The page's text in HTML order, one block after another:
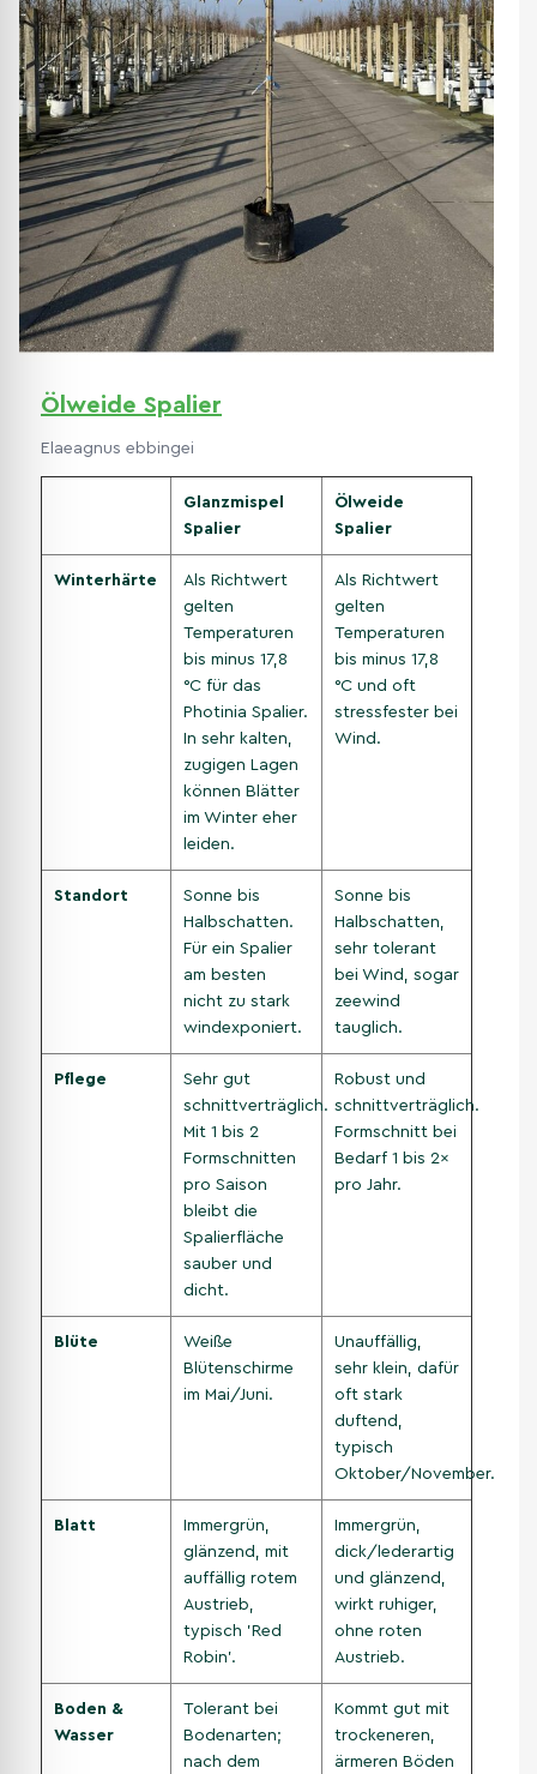
Ölweide Spalier
Elaeagnus ebbingei
Glanzmispel
Spalier
Ölweide
Spalier
Winterhärte
Als Richtwert
gelten
Temperaturen
bis minus 17,8
°C für das
Photinia Spalier.
In sehr kalten,
zugigen Lagen
können Blätter
im Winter eher
leiden.
Als Richtwert
gelten
Temperaturen
bis minus 17,8
°C und oft
stressfester bei
Wind.
Standort
Sonne bis
Halbschatten.
Für ein Spalier
am besten
nicht zu stark
windexponiert.
Sonne bis
Halbschatten,
sehr tolerant
bei Wind, sogar
zeewind
tauglich.
Pflege
Sehr gut
schnittverträglich.
Mit 1 bis 2
Formschnitten
pro Saison
bleibt die
Spalierfläche
sauber und
dicht.
Robust und
schnittverträglich.
Formschnitt bei
Bedarf 1 bis 2×
pro Jahr.
Blüte
Weiße
Blütenschirme
im Mai/Juni.
Unauffällig,
sehr klein, dafür
oft stark
duftend,
typisch
Oktober/November.
Blatt
Immergrün,
glänzend, mit
auffällig rotem
Austrieb,
typisch 'Red
Robin'.
Immergrün,
dick/lederartig
und glänzend,
wirkt ruhiger,
ohne roten
Austrieb.
Boden &
Wasser
Tolerant bei
Bodenarten;
nach dem
Kommt gut mit
trockeneren,
ärmeren Böden